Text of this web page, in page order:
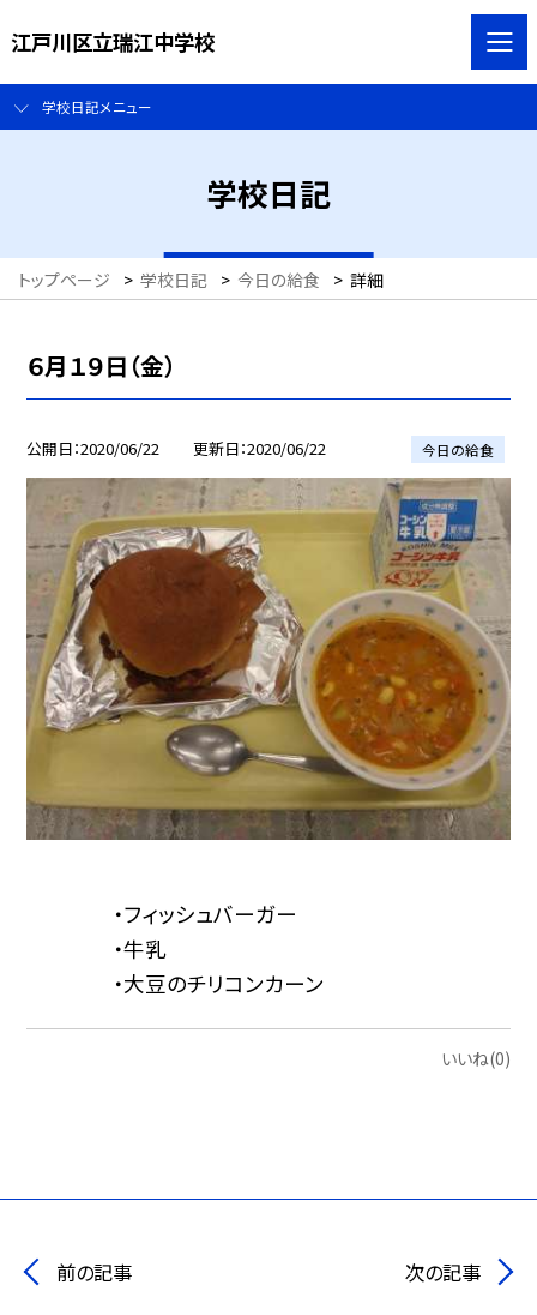
江戸川区立瑞江中学校
学校日記メニュー
学校日記
トップページ > 学校日記 > 今日の給食 > 詳細
６月１９日（金）
公開日 2020/06/22 更新日 2020/06/22 今日の給食
・フィッシュバーガー
・牛乳
・大豆のチリコンカーン
いいね(0)
前の記事 次の記事